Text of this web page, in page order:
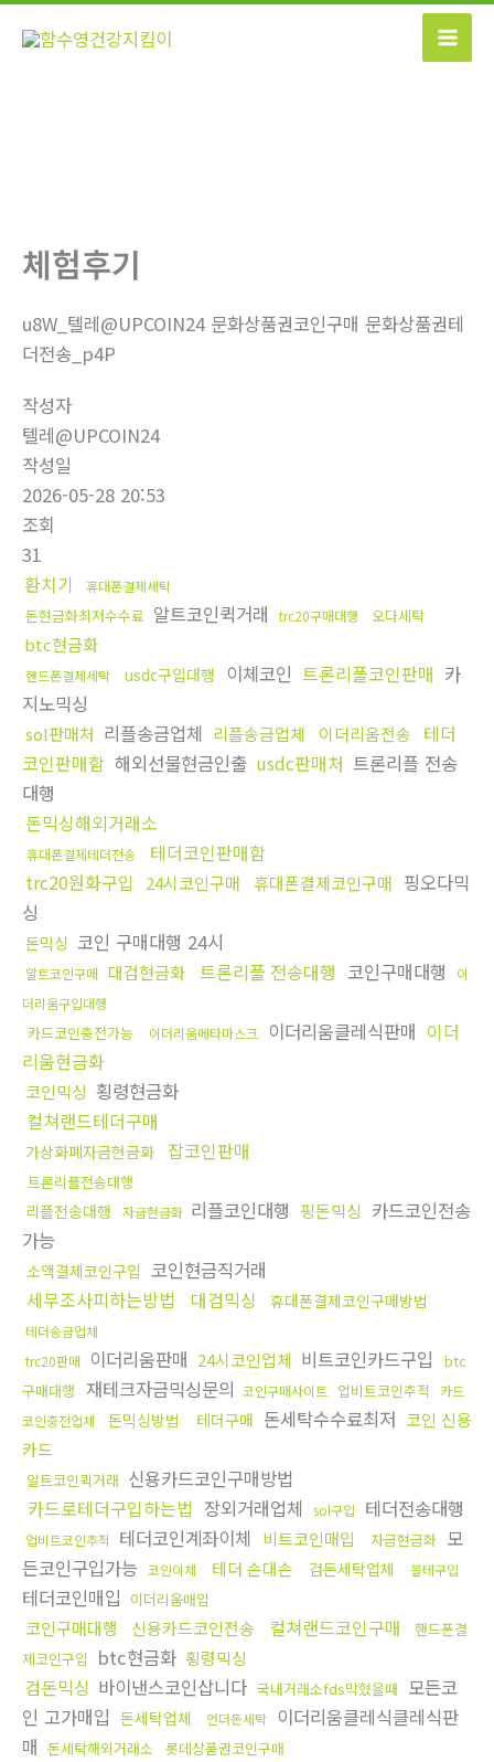
콘
체험후기
u8W_텔레@UPCOIN24 문화상품권코인구매 문화상품권테
더전송_p4P
작성자
텔레@UPCOIN24
작성일
2026-05-28 20:53
조회
31
환치기
휴대폰결제세탁
돈현금화최저수수료 알트코인퀵거래 trc20구매대행 오다세탁
btc현금화
핸드폰결제세탁 usdc구입대행 이체코인 트론리플코인판매 카
지노믹싱
sol판매처 리플송금업체 리플송금업체 이더리움전송
테더
코인판매함 해외선물현금인출 usdc판매처 트론리플 전송
대행
돈믹싱해외거래소
휴대폰결제테더전송
테더코인판매함
trc20원화구입
24시코인구매 휴대폰결제코인구매 핑오다믹
싱
돈믹싱 코인 구매대행 24시
알트코인구매 대검현금화 트론리플 전송대행 코인구매대행
이
더리움구입대행
카드코인충전가능 이더리움메타마스크 이더리움클레식판매 이더
리움현금화
코인믹싱 횡령현금화
컬쳐랜드테더구매
가상화폐자금현금화 잡코인판매
트론리플전송대행
리플전송대행 자금현금화 리플코인대행 핑돈믹싱 카드코인전송
가능
소액결제코인구입 코인현금직거래
세무조사피하는방법
대검믹싱 휴대폰결제코인구매방법
테더송금업체
trc20판매 이더리움판매 24시코인업체 비트코인카드구입
btc
구매대행
재테크자금믹싱문의 코인구매사이트 업비트코인추적
카드
코인충전업체
돈믹싱방법 테더구매 돈세탁수수료최저 코인 신용
카드
알트코인퀵거래 신용카드코인구매방법
카드로테더구입하는법 장외거래업체 sol구입 테더전송대행
업비트코인추적 테더코인계좌이체 비트코인매입 자금현금화 모
든코인구입가능 코인이체 테더 손대손 검돈세탁업체 블테구입
테더코인매입 이더리움매입
코인구매대행 신용카드코인전송 컬쳐랜드코인구매
핸드폰결
제코인구입
btc현금화 횡령믹싱
검돈믹싱 바이낸스코인삽니다 국내거래소fds막혔을때 모든코
인 고가매입 돈세탁업체 언더돈세탁
이더리움클레식클레식판
매 돈세탁해외거래소 롯데상품권코인구매